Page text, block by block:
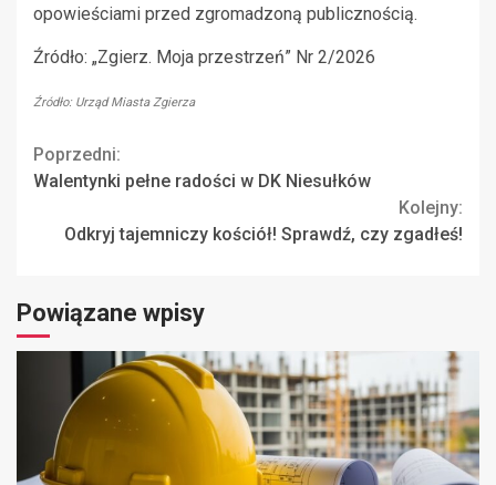
opowieściami przed zgromadzoną publicznością.
Źródło: „Zgierz. Moja przestrzeń” Nr 2/2026
Źródło: Urząd Miasta Zgierza
Continue
Poprzedni:
Walentynki pełne radości w DK Niesułków
Kolejny:
Odkryj tajemniczy kościół! Sprawdź, czy zgadłeś!
Powiązane wpisy